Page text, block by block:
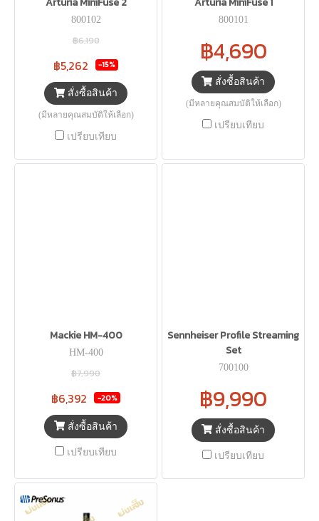
800102
฿6,190
฿5,262 -15%
สั่งซื้อสินค้า
(มีหลายคุณสมบัติให้เลือก)
เปรียบเทียบ
800101
฿4,690
สั่งซื้อสินค้า
(มีหลายคุณสมบัติให้เลือก)
เปรียบเทียบ
Mackie HM-400
HM-400
฿7,990
฿6,392 -20%
สั่งซื้อสินค้า
เปรียบเทียบ
Sennheiser Profile Streaming
Set
700100
฿9,990
สั่งซื้อสินค้า
เปรียบเทียบ